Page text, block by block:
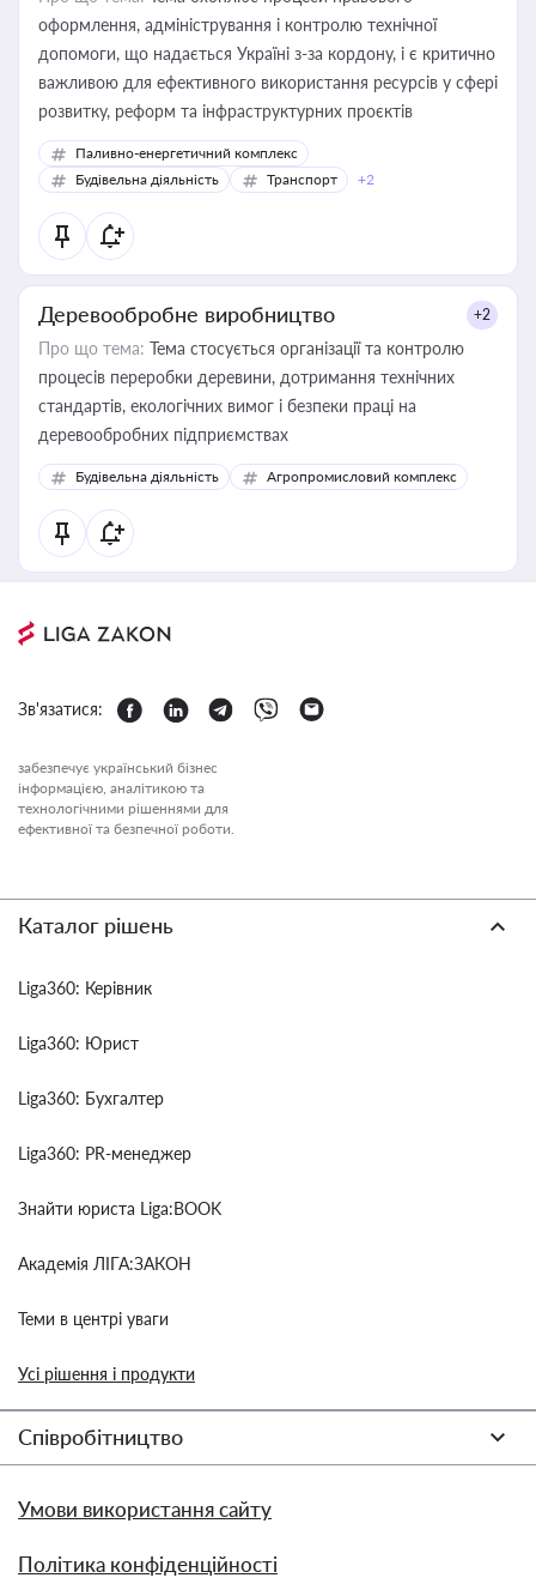
оформлення, адміністрування і контролю технічної
допомоги, що надається Україні з-за кордону, і є критично
важливою для ефективного використання ресурсів у сфері
розвитку, реформ та інфраструктурних проєктів
Паливно-енергетичний комплекс
Будівельна діяльність
Транспорт +2
Деревообробне виробництво +2
Про що тема: Тема стосується організації та контролю
процесів переробки деревини, дотримання технічних
стандартів, екологічних вимог і безпеки праці на
деревообробних підприємствах
Будівельна діяльність Агропромисловий комплекс
Зв'язатися:
забезпечує український бізнес
інформацією, аналітикою та
технологічними рішеннями для
ефективної та безпечної роботи.
Каталог рішень
Liga360: Керівник
Liga360: Юрист
Liga360: Бухгалтер
Liga360: PR-менеджер
Знайти юриста Liga:BOOK
Академія ЛІГА:ЗАКОН
Теми в центрі уваги
Усі рішення і продукти
Співробітництво
Умови використання сайту
Політика конфіденційності